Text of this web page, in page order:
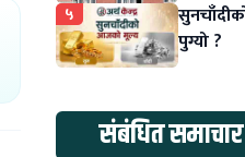
५
पुग्यो ?
संबंधित समाचार